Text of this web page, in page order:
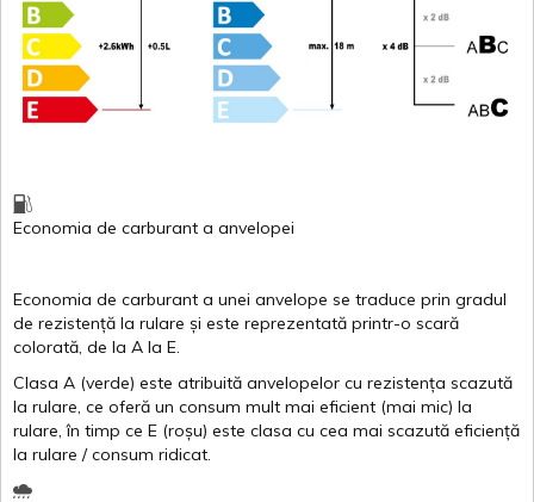
Economia de carburant a anvelopei
Economia de carburant a unei anvelope se traduce prin gradul
de rezistență la rulare și este reprezentată printr-o scară
colorată, de la A la E.
Clasa A (verde) este atribuită anvelopelor cu rezistența scazută
la rulare, ce oferă un consum mult mai eficient (mai mic) la
rulare,în timp ce E (roșu) este clasa cu cea mai scazută eficiență
la rulare /consum ridicat.